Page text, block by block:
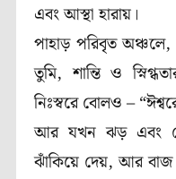
এবং আস্থা হারায়।
পাহাড় পরিবৃত
তুমি, শান্তি ও
নিঃস্বরে বোলও –
আর যখন ঝড় এবং
ঝাঁকিয়ে দেয়, আর